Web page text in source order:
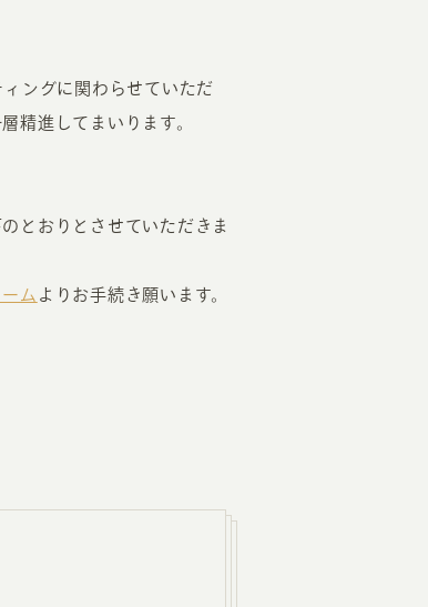
方法のSEO対策
環境を想定したレスポンシブデザイン
定的に伸ばす内部SEO対策
ングに関わらせていただ
精進してまいります。
とおりとさせていただきま
ム よりお手続き願います。